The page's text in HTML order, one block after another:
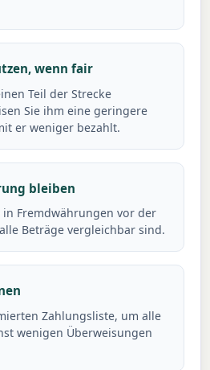
wenn fair
Teil der Strecke
Sie ihm eine geringere
er weniger bezahlt.
bleiben
in Fremdwährungen vor der
Beträge vergleichbar sind.
Zahlungsliste, um alle
wenigen Überweisungen